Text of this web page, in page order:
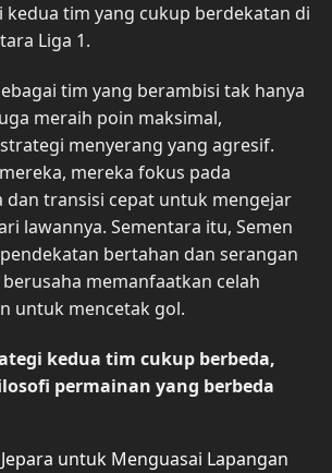
kedua tim yang cukup berdekatan di
Liga 1.
tim yang berambisi tak hanya
meraih poin maksimal,
menyerang yang agresif.
mereka fokus pada
dan transisi cepat untuk mengejar
lawannya. Sementara itu, Semen
bertahan dan serangan
memanfaatkan celah
untuk mencetak gol.
kedua tim cukup berbeda,
permainan yang berbeda
untuk Menguasai Lapangan